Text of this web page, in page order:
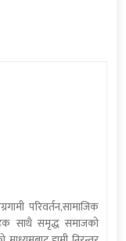
परिवर्तन,सामाजिक
साथै समृद्ध समाजको